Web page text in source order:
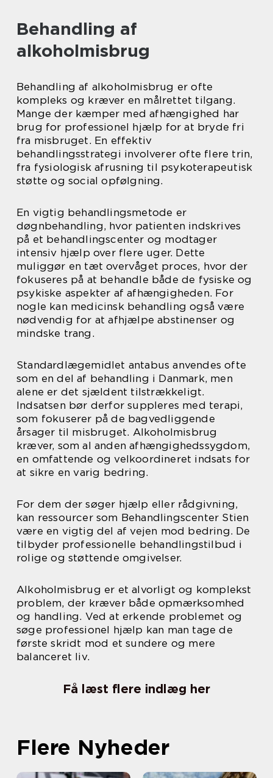
Behandling af
alkoholmisbrug
Behandling af alkoholmisbrug er ofte
kompleks og kræver en målrettet tilgang.
Mange der kæmper med afhængighed har
brug for professionel hjælp for at bryde fri
fra misbruget. En effektiv
behandlingsstrategi involverer ofte flere trin,
fra fysiologisk afrusning til psykoterapeutisk
støtte og social opfølgning.
En vigtig behandlingsmetode er
døgnbehandling, hvor patienten indskrives
på et behandlingscenter og modtager
intensiv hjælp over flere uger. Dette
muliggør en tæt overvåget proces, hvor der
fokuseres på at behandle både de fysiske og
psykiske aspekter af afhængigheden. For
nogle kan medicinsk behandling også være
nødvendig for at afhjælpe abstinenser og
mindske trang.
Standardlægemidlet antabus anvendes ofte
som en del af behandling i Danmark, men
alene er det sjældent tilstrækkeligt.
Indsatsen bør derfor suppleres med terapi,
som fokuserer på de bagvedliggende
årsager til misbruget. Alkoholmisbrug
kræver, som al anden afhængighedssygdom,
en omfattende og velkoordineret indsats for
at sikre en varig bedring.
For dem der søger hjælp eller rådgivning,
kan ressourcer som Behandlingscenter Stien
være en vigtig del af vejen mod bedring. De
tilbyder professionelle behandlingstilbud i
rolige og støttende omgivelser.
Alkoholmisbrug er et alvorligt og komplekst
problem, der kræver både opmærksomhed
og handling. Ved at erkende problemet og
søge professionel hjælp kan man tage de
første skridt mod et sundere og mere
balanceret liv.
Få læst flere indlæg her
Flere Nyheder